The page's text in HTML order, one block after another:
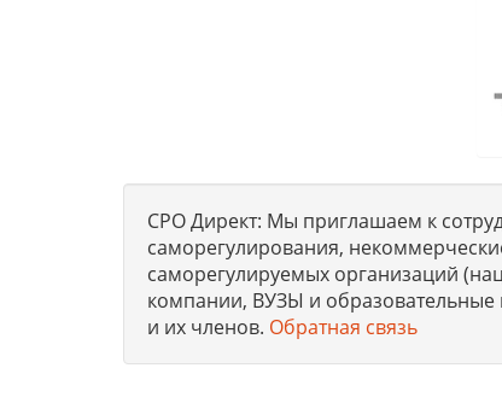
СРО Директ: Мы приглашаем к
саморегулирования,
саморегулируемых организаций
компании, ВУЗЫ и
и их членов. Обратная связь